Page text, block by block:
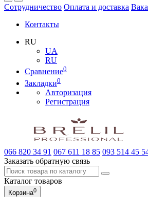
Сотрудничество Оплата и доставка
Контакты
RU
UA
RU
Сравнение0
Закладки0
Авторизация
Регистрация
066 820 34 91 067 611 18 85 093 514 45
Заказать обратную связь
Каталог товаров
Корзина0